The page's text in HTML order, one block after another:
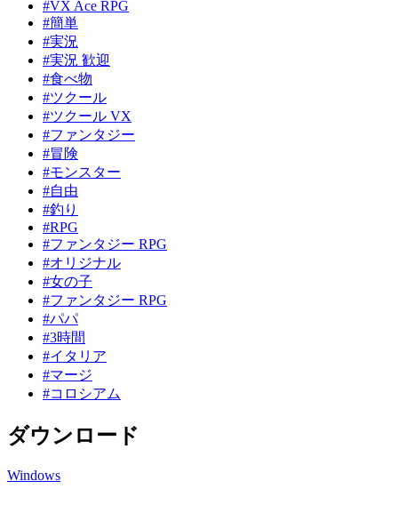
#VX Ace RPG
#簡単
#実況
#実況 歓迎
#食べ物
#ツクール
#ツクール VX
#ファンタジー
#冒険
#モンスター
#自由
#釣り
#RPG
#ファンタジー RPG
#オリジナル
#女の子
#ファンタジー RPG
#パパ
#3時間
#イタリア
#マージ
#コロシアム
ダウンロード
Windows